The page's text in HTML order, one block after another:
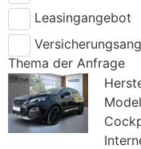
Leasingangebot
Thema der Anfrage